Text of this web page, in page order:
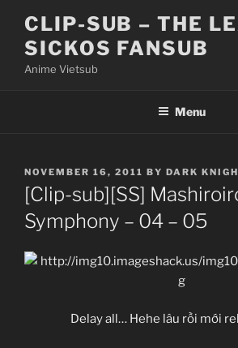
content
CLIP-SUB – THE
SICKOS FANSUB
Anime Vietsub
Menu
POSTED
ON
NOVEMBER 16, 2011 BY DARK
[Clip-sub][SS]
Symphony – 04 – 05
Delay all… Hehe lâu rồi mới